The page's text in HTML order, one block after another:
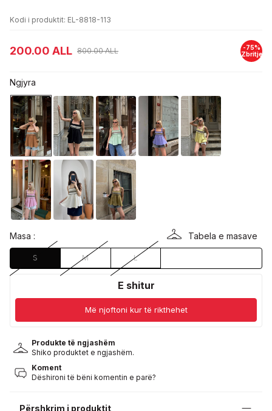
Kodi i produktit: EL-8818-113
800.00ALL
200.00 ALL -75%
Zbritje
Ngjyra
Masa : Tabela e masave
S M L
E shitur
Më njoftoni kur të rikthehet
Produkte të ngjashëm
Shiko produktet e ngjashëm.
Koment
Dëshironi të bëni komentin e parë?
Përshkrim i produktit